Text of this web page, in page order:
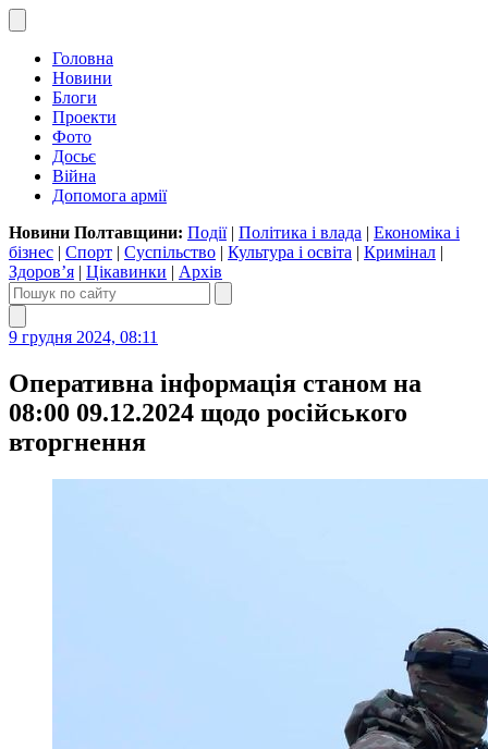
Головна
Новини
Блоги
Проекти
Фото
Досьє
Війна
Допомога армії
Новини Полтавщини: Події| Політика і влада | Економіка і
бізнес | Спорт | Суспільство | Культура і освіта | Кримінал |
Здоров’я | Цікавинки | Архів
9 грудня 2024, 08:11
Оперативна інформація станом на
08:00 09.12.2024 щодо російського
вторгнення